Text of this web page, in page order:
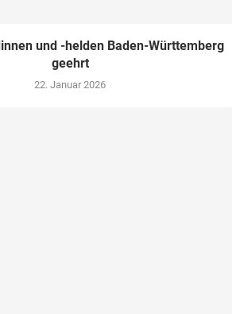
und -helden Baden-Württemberg
geehrt
22. Januar 2026